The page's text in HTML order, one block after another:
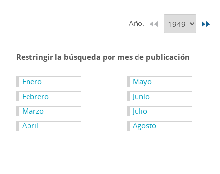
Año:
Restringir la búsqueda por mes de publicación
Enero
Febrero
Marzo
Abril
Mayo
Junio
Julio
Agosto